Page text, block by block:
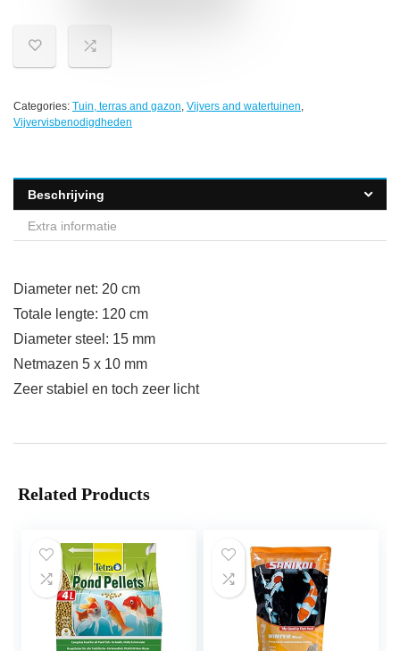
Categories: Tuin, terras and gazon, Vijvers and watertuinen,
Vijvervisbenodigdheden
Beschrijving
Extra informatie
Diameter net: 20 cm
Totale lengte: 120 cm
Diameter steel: 15 mm
Netmazen 5 x 10 mm
Zeer stabiel en toch zeer licht
Related Products